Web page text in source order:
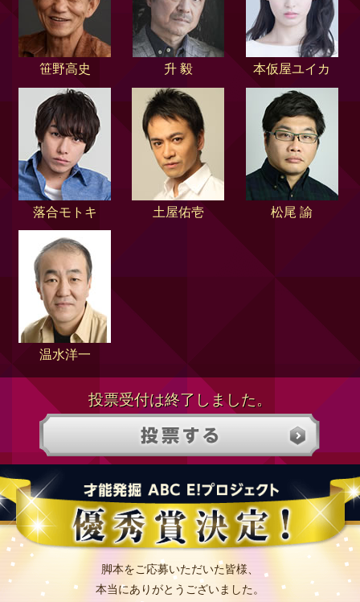
笹野高史 升 毅 本仮屋ユイカ
落合モトキ 土屋佑壱 松尾 諭
温水洋一
投票受付は終了しました。
脚本をご応募いただいた皆様、
本当にありがとうございました。